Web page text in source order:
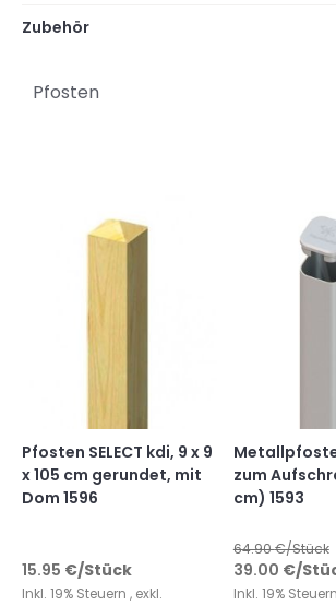
Zubehör
Pfosten
Pfosten SELECT kdi, 9 x 9
x 105 cm gerundet, mit
Dom 1596
15.95 €/Stück
Inkl. 19% Steuern , exkl.
zum
cm) 1593
64.90€/Stück
39.00 €/
Inkl. 19% Steuern